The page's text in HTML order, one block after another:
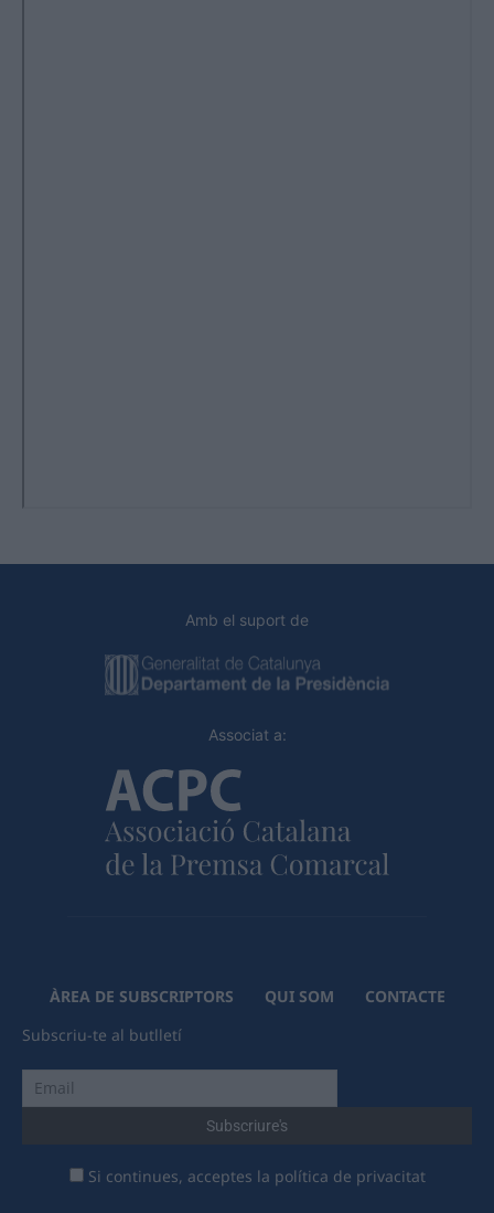
Amb el suport de
Associat a:
ÀREA DE SUBSCRIPTORS QUI SOM
CONTACTE
Subscriu-te al butlletí
Si continues, acceptes la política de privacitat